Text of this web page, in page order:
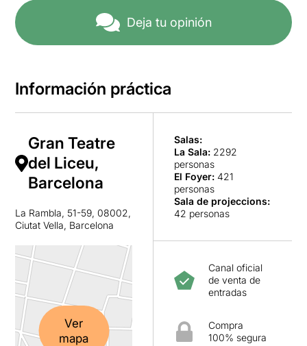
Deja tu opinión
Información práctica
Gran Teatre
del Liceu,
Barcelona
La Rambla, 51-59, 08002,
Ciutat Vella, Barcelona
Ver
mapa
Salas:
La Sala: 2292
personas
El Foyer: 421
personas
Sala de projeccions:
42 personas
Canal oficial
de venta de
entradas
Compra
100% segura